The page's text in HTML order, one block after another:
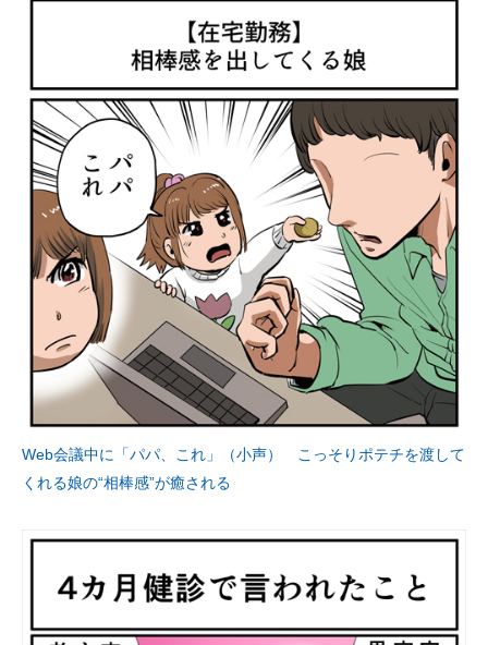
Web会議中に「パパ、これ」（小声） こっそりポテチを渡して
くれる娘の“相棒感”が癒される